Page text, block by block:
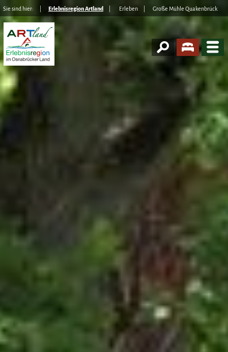
Sie sind hier: Erlebnisregion Artland Erleben Große Mühle Quakenbrück